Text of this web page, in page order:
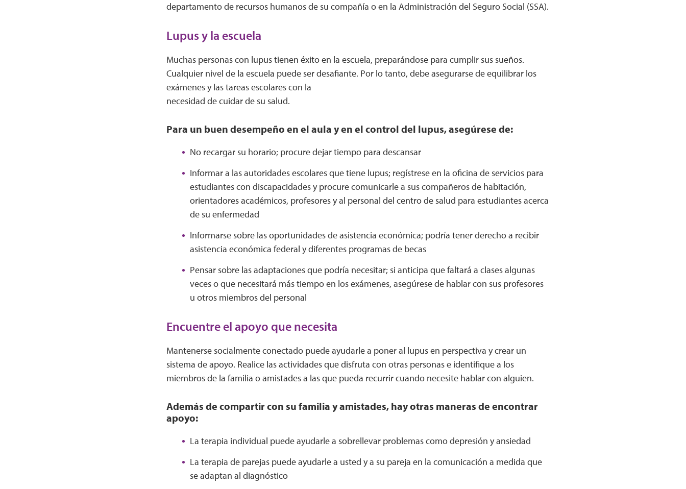
departamento de recursos humanos de su compañía o en la Administración del Seguro Social (SSA).
Lupus y la escuela
Muchas personas con lupus tienen éxito en la escuela, preparándose para cumplir sus sueños.
Cualquier nivel de la escuela puede ser desafiante. Por lo tanto, debe asegurarse de equilibrar los
exámenes y las tareas escolares con la
necesidad de cuidar de su salud.
Para un buen desempeño en el aula y en el control del lupus, asegúrese de:
No recargar su horario; procure dejar tiempo para descansar
Informar a las autoridades escolares que tiene lupus; regístrese en la oficina de servicios para
estudiantes con discapacidades y procure comunicarle a sus compañeros de habitación,
orientadores académicos, profesores y al personal del centro de salud para estudiantes acerca
de su enfermedad
Informarse sobre las oportunidades de asistencia económica; podría tener derecho a recibir
asistencia económica federal y diferentes programas de becas
Pensar sobre las adaptaciones que podría necesitar; si anticipa que faltará a clases algunas
veces o que necesitará más tiempo en los exámenes, asegúrese de hablar con sus profesores
u otros miembros del personal
Encuentre el apoyo que necesita
Mantenerse socialmente conectado puede ayudarle a poner al lupus en perspectiva y crear un
sistema de apoyo. Realice las actividades que disfruta con otras personas e identifique a los
miembros de la familia o amistades a las que pueda recurrir cuando necesite hablar con alguien.
Además de compartir con su familia y amistades, hay otras maneras de encontrar
apoyo:
La terapia individual puede ayudarle a sobrellevar problemas como depresión y ansiedad
La terapia de parejas puede ayudarle a usted y a su pareja en la comunicación a medida que
se adaptan al diagnóstico